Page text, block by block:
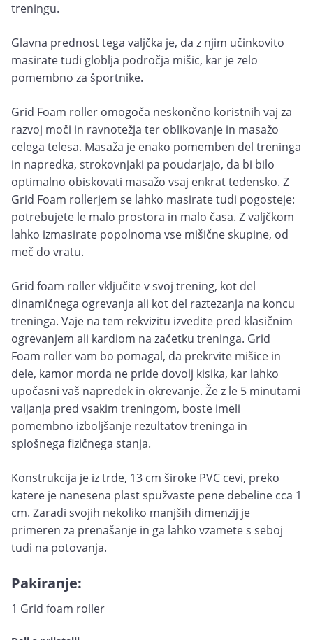
treningu.
Glavna prednost tega valjčka je, da z njim učinkovito
masirate tudi globlja področja mišic, kar je zelo
pomembno za športnike.
Grid Foam roller omogoča neskončno koristnih vaj za
razvoj moči in ravnotežja ter oblikovanje in masažo
celega telesa. Masaža je enako pomemben del treninga
in napredka, strokovnjaki pa poudarjajo, da bi bilo
optimalno obiskovati masažo vsaj enkrat tedensko. Z
Grid Foam rollerjem se lahko masirate tudi pogosteje:
potrebujete le malo prostora in malo časa. Z valjčkom
lahko izmasirate popolnoma vse mišične skupine, od
meč do vratu.
Grid foam roller vključite v svoj trening, kot del
dinamičnega ogrevanja ali kot del raztezanja na koncu
treninga. Vaje na tem rekvizitu izvedite pred klasičnim
ogrevanjem ali kardiom na začetku treninga. Grid
Foam roller vam bo pomagal, da prekrvite mišice in
dele, kamor morda ne pride dovolj kisika, kar lahko
upočasni vaš napredek in okrevanje. Že z le 5 minutami
valjanja pred vsakim treningom, boste imeli
pomembno izboljšanje rezultatov treninga in
splošnega fizičnega stanja.
Konstrukcija je iz trde, 13 cm široke PVC cevi, preko
katere je nanesena plast spužvaste pene debeline cca 1
cm. Zaradi svojih nekoliko manjših dimenzij je
primeren za prenašanje in ga lahko vzamete s seboj
tudi na potovanja.
Pakiranje:
1 Grid foam roller